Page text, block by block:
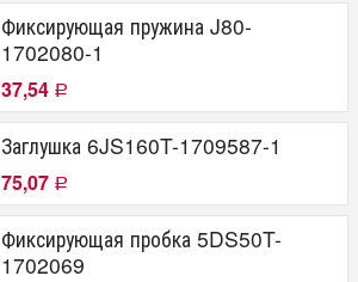
Фиксирующая пружина J80-
1702080-1
37,54 Р
Заглушка 6JS160T-1709587-1
75,07 Р
Фиксирующая пробка 5DS50T-
1702069